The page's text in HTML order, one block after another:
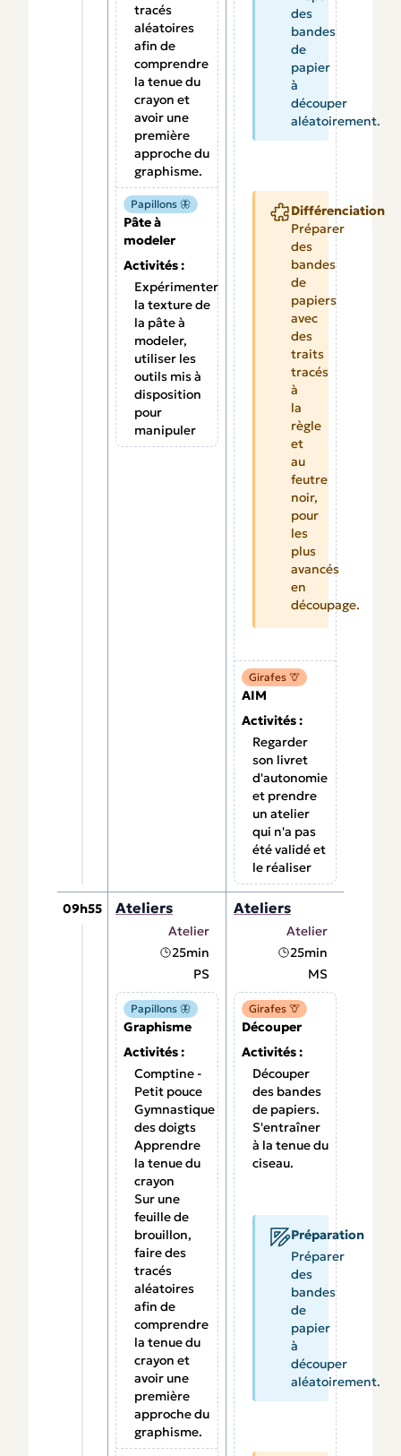
tracés
aléatoires
afin de
comprendre
la tenue du
crayon et
avoir une
première
approche du
graphisme.
Papillons 🦋
Pâte à
modeler
Activités :
Expérimenter
la texture de
la pâte à
modeler,
utiliser les
outils mis à
disposition
pour
manipuler
des
bandes
de
papier
à
découper
aléatoirement.
Différenciation
Préparer
des
bandes
de
papiers
avec
des
traits
tracés
à
la
règle
et
au
feutre
noir,
pour
les
plus
avancés
en
découpage.
Girafes 🦒
AIM
Activités :
Regarder
son livret
d'autonomie
et prendre
un atelier
qui n'a pas
été validé et
le réaliser
09h55 Ateliers
Atelier
25min
PS
Papillons 🦋
Graphisme
Activités :
Comptine -
Petit pouce
Gymnastique
des doigts
Apprendre
la tenue du
crayon
Sur une
feuille de
brouillon,
faire des
tracés
aléatoires
afin de
comprendre
la tenue du
crayon et
avoir une
première
approche du
graphisme.
Ateliers
Atelier
25min
MS
Girafes 🦒
Découper
Activités :
Découper
des bandes
de papiers.
S'entraîner
à la tenue du
ciseau.
Préparation
Préparer
des
bandes
de
papier
à
découper
aléatoirement.